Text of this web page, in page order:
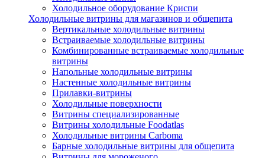
Холодильное оборудование Криспи
Холодильные витрины для магазинов и общепита
Вертикальные холодильные витрины
Встраиваемые холодильные витрины
Комбинированные встраиваемые холодильные
витрины
Напольные холодильные витрины
Настенные холодильные витрины
Прилавки-витрины
Холодильные поверхности
Витрины специализированные
Витрины холодильные Foodatlas
Холодильные витрины Carboma
Барные холодильные витрины для общепита